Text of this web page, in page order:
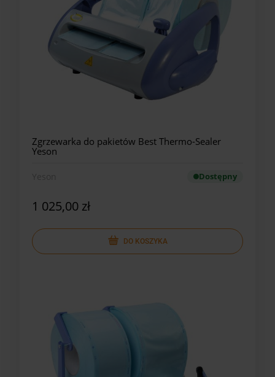
Zgrzewarka do pakietów Best Thermo-Sealer
Yeson
Dostępny
1 025,00 zł
DO KOSZYKA